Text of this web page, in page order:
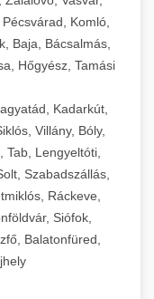
Komló,
Baja, Bácsalmás,
Hőgyész, Tamási
Kadarkút,
Villány, Bóly,
Tab, Lengyeltóti,
Szabadszállás,
Ráckeve,
Siófok,
Balatonfüred,